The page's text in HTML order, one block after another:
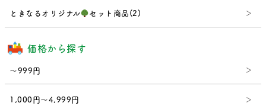
ときなるオリジナル セット商品(2)
価格から探す
～999円
1,000円～4,999円